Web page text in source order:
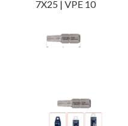
7X25 | VPE 10